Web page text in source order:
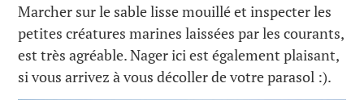
Marcher sur le sable lisse mouillé et inspecter les
petites créatures marines laissées par les courants,
est très agréable. Nager ici est également plaisant,
si vous arrivez à vous décoller de votre parasol :).